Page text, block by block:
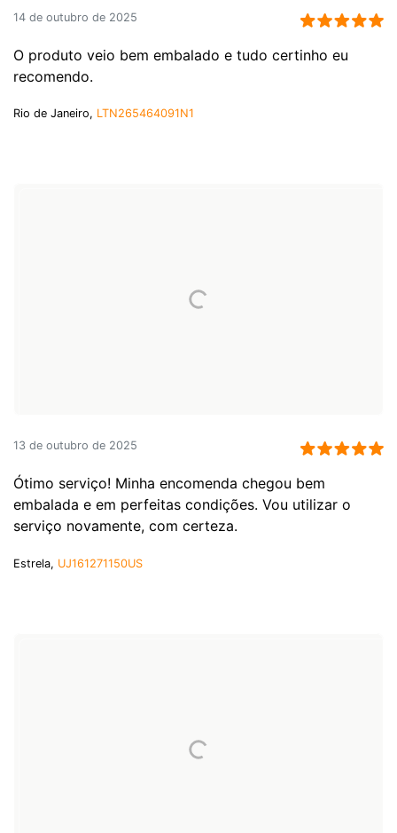
14 de outubro de 2025
O produto veio bem embalado e tudo certinho eu
recomendo.
Rio de Janeiro, LTN265464091N1
13 de outubro de 2025
Ótimo serviço! Minha encomenda chegou bem
embalada e em perfeitas condições. Vou utilizar o
serviço novamente, com certeza.
Estrela, UJ161271150US